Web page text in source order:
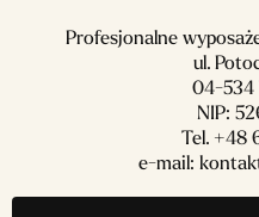
Profesjonalne
ul.
04-534
NIP:
Tel. +48
e-mail: